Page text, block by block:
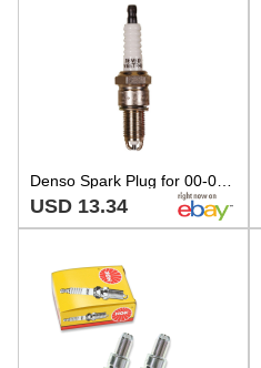
Denso Spark Plug for 00-01 Mirage 3216
USD 13.34